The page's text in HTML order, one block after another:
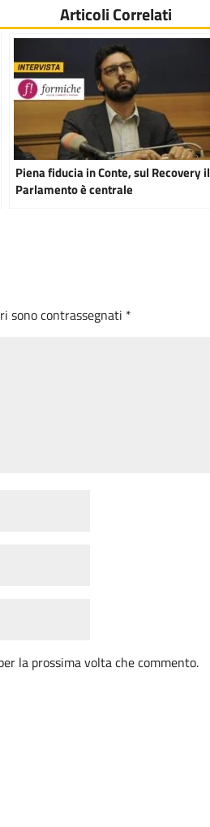
Articoli Correlati
Piena fiducia in Conte, sul Recovery il
Parlamento è centrale
sono contrassegnati *
la prossima volta che commento.